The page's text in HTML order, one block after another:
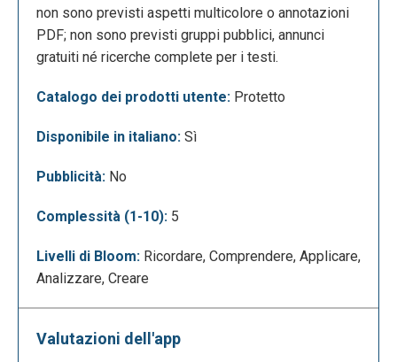
per condividere le informazioni con i gruppi:
non sono previsti aspetti multicolore o annotazioni
PDF; non sono previsti gruppi pubblici, annunci
gratuiti né ricerche complete per i testi.
Catalogo dei prodotti utente: Protetto
Disponibile in italiano: Sì
Pubblicità: No
Complessità (1-10): 5
Livelli di Bloom: Ricordare, Comprendere, Applicare,
Analizzare, Creare
Valutazioni dell'app